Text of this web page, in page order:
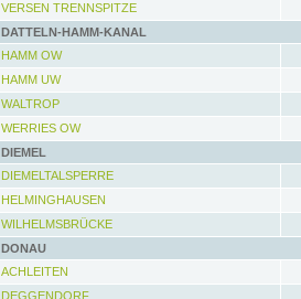
VERSEN TRENNSPITZE
DATTELN-HAMM-KANAL
HAMM OW
HAMM UW
WALTROP
WERRIES OW
DIEMEL
DIEMELTALSPERRE
HELMINGHAUSEN
WILHELMSBRÜCKE
DONAU
ACHLEITEN
DEGGENDORF